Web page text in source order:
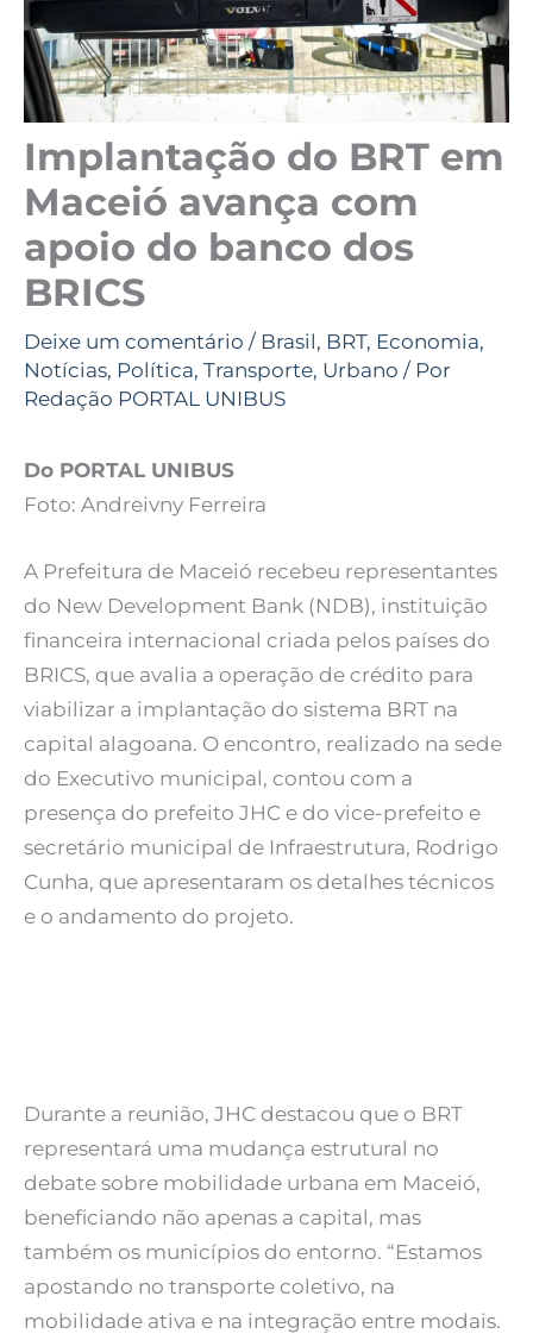
Implantação do BRT em
Maceió avança com
apoio do banco dos
BRICS
Deixe um comentário / Brasil, BRT, Economia,
Notícias, Política, Transporte, Urbano / Por
Redação PORTAL UNIBUS
Do PORTAL UNIBUS
Foto: Andreivny Ferreira
A Prefeitura de Maceió recebeu representantes
do New Development Bank (NDB), instituição
financeira internacional criada pelos países do
BRICS, que avalia a operação de crédito para
viabilizar a implantação do sistema BRT na
capital alagoana. O encontro, realizado na sede
do Executivo municipal, contou com a
presença do prefeito JHC e do vice-prefeito e
secretário municipal de Infraestrutura, Rodrigo
Cunha, que apresentaram os detalhes técnicos
e o andamento do projeto.
Durante a reunião, JHC destacou que o BRT
representará uma mudança estrutural no
debate sobre mobilidade urbana em Maceió,
beneficiando não apenas a capital, mas
também os municípios do entorno. “Estamos
apostando no transporte coletivo, na
mobilidade ativa e na integração entre modais.